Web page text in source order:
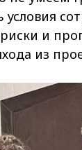
и
из